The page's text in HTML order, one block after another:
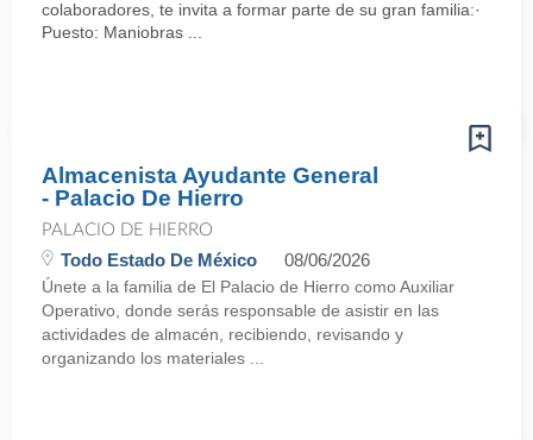
colaboradores, te invita a formar parte de su gran familia:·
Puesto: Maniobras ...
Almacenista Ayudante General
- Palacio De Hierro
PALACIO DE HIERRO
Todo Estado De México 08/06/2026
Únete a la familia de El Palacio de Hierro como Auxiliar
Operativo, donde serás responsable de asistir en las
actividades de almacén, recibiendo, revisando y
organizando los materiales ...